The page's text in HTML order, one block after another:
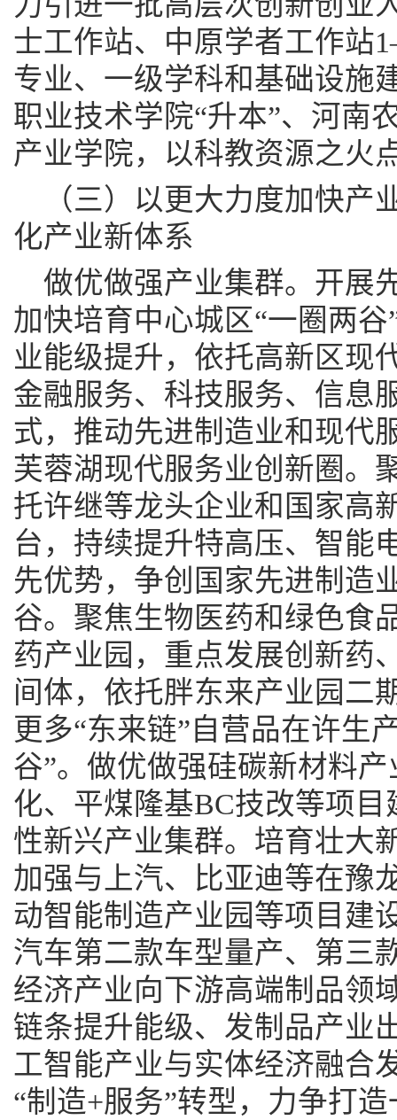
士工作站、中原学者工作站
专业、一级学科和基础设施
职业技术学院“升本”、河南
产业学院，以科教资源之火
（三）以更大力度加快
化产业新体系
做优做强产业集群。开展
加快培育中心城区“一圈两
业能级提升，依托高新区现
金融服务、科技服务、信息
式，推动先进制造业和现代
芙蓉湖现代服务业创新圈。
托许继等龙头企业和国家高
台，持续提升特高压、智能
先优势，争创国家先进制造
谷。聚焦生物医药和绿色食
药产业园，重点发展创新药
间体，依托胖东来产业园二
更多“东来链”自营品在许生
谷”。做优做强硅碳新材料
化、平煤隆基BC技改等项
性新兴产业集群。培育壮大
加强与上汽、比亚迪等在豫
动智能制造产业园等项目建
汽车第二款车型量产、第三
经济产业向下游高端制品领
链条提升能级、发制品产业
工智能产业与实体经济融合
“制造+服务”转型，力争打